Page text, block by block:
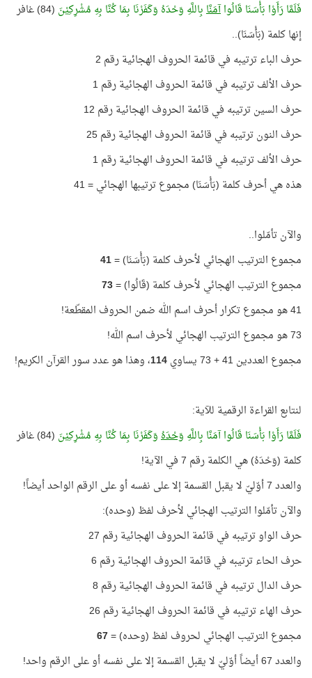
فَلَمَّا رَأَوْا بَأْسَنَا قَالُواآمَنَّابِاللَّهِ وَحْدَهُ وَكَفَرْنَا بِمَا كُنَّا بِهِ مُشْرِكِيْنَ (84) غافر
إنها كلمة (بَأْسَنَا)..
حرف الباء ترتيبه في قائمة الحروف الهجائية رقم 2
حرف الألف ترتيبه في قائمة الحروف الهجائية رقم 1
حرف السين ترتيبه في قائمة الحروف الهجائية رقم 12
حرف النون ترتيبه في قائمة الحروف الهجائية رقم 25
حرف الألف ترتيبه في قائمة الحروف الهجائية رقم 1
هذه هي أحرف كلمة (بَأْسَنَا) مجموع ترتيبها الهجائي = 41
والآن تأمّلوا..
مجموع الترتيب الهجائي لأحرف كلمة (بَأْسَنَا) =41
مجموع الترتيب الهجائي لأحرف كلمة (قَالُوا) =73
41 هو مجموع تكرار أحرف اسم الله ضمن الحروف المقطّعة!
73 هو مجموع الترتيب الهجائي لأحرف اسم الله!
مجموع العددين 41 + 73 يساوي
114، وهذا هو عدد سور القرآن الكريم!
لنتابع القراءة الرقمية للآية:
فَلَمَّا رَأَوْا بَأْسَنَا قَالُوا آمَنَّا بِاللَّهِ وَحْدَهُوَكَفَرْنَا بِمَا كُنَّا بِهِ مُشْرِكِيْنَ (84) غافر
كلمة (وَحْدَهُ) هي الكلمة رقم 7 في الآية!
والعدد 7 أوّليّ لا يقبل القسمة إلا على نفسه أو على الرقم الواحد أيضاً!
والآن تأمّلوا الترتيب الهجائي لأحرف لفظ (وحده):
حرف الواو ترتيبه في قائمة الحروف الهجائية رقم 27
حرف الحاء ترتيبه في قائمة الحروف الهجائية رقم 6
حرف الدال ترتيبه في قائمة الحروف الهجائية رقم 8
حرف الهاء ترتيبه في قائمة الحروف الهجائية رقم 26
مجموع الترتيب الهجائي لحروف لفظ (وحده) =67
والعدد 67 أيضاً أوّليّ لا يقبل القسمة إلا على نفسه أو على الرقم واحد!